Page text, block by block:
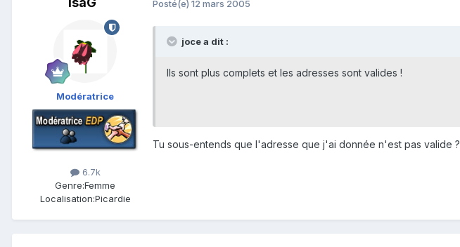
Modératrice
6.7k
Genre:Femme
Localisation:Picardie
Posté(e) 12 mars 2005
joce a dit :
Ils sont plus complets et les adresses sont valides !
Tu sous-entends que l'adresse que j'ai donnée n'est pas valide ?